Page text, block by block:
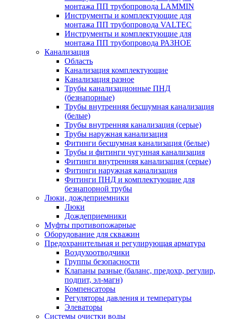
монтажа ПП трубопровода LAMMIN
Инструменты и комплектующие для
монтажа ПП трубопровода VALTEC
Инструменты и комплектующие для
монтажа ПП трубопровода РАЗНОЕ
Канализация
Область
Канализация комплектующие
Канализация разное
Трубы канализационные ПНД
(безнапорные)
Трубы внутренняя бесшумная канализация
(белые)
Трубы внутренняя канализация (серые)
Трубы наружная канализация
Фитинги бесшумная канализация (белые)
Трубы и фитинги чугунная канализация
Фитинги внутренняя канализация (серые)
Фитинги наружная канализация
Фитинги ПНД и комплектующие для
безнапорной трубы
Люки, дождеприемники
Люки
Дождеприемники
Муфты противопожарные
Оборудование для скважин
Предохранительная и регулирующая арматура
Воздухоотводчики
Группы безопасности
Клапаны разные (баланс, предохр, регулир,
подпит, эл-магн)
Компенсаторы
Регуляторы давления и температуры
Элеваторы
Системы очистки воды